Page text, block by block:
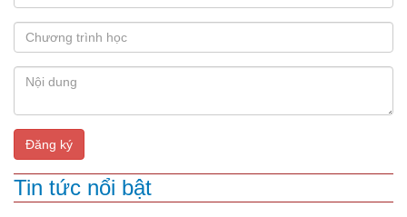
Đăng ký
Tin tức nổi bật